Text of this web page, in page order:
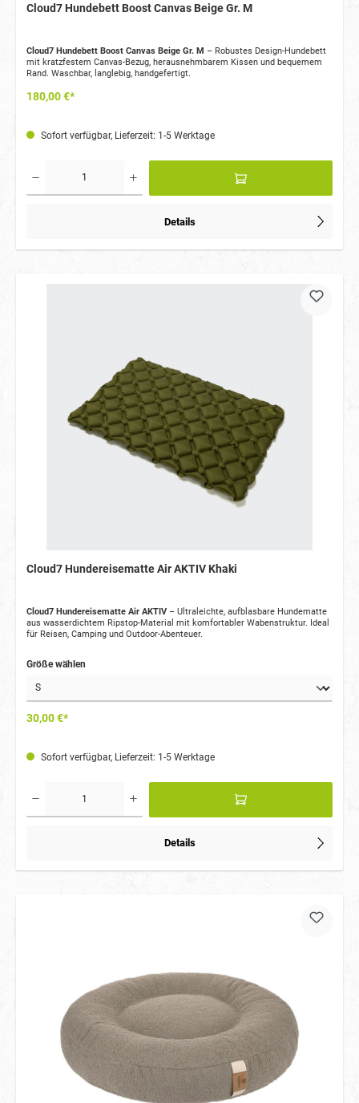
Cloud7 Hundebett Boost Canvas Beige Gr. M
Cloud7 Hundebett Boost Canvas Beige Gr. M – Robustes Design-Hundebett
mit kratzfestem Canvas-Bezug, herausnehmbarem Kissen und bequemem
Rand. Waschbar, langlebig, handgefertigt.
180,00 €*
Sofort verfügbar, Lieferzeit: 1-5 Werktage
Details
Cloud7 Hundereisematte Air AKTIV Khaki
Cloud7 Hundereisematte Air AKTIV– Ultraleichte, aufblasbare Hundematte
aus wasserdichtem Ripstop-Material mit komfortabler Wabenstruktur. Ideal
für Reisen, Camping und Outdoor-Abenteuer.
Größe wählen
30,00 €*
Sofort verfügbar, Lieferzeit: 1-5 Werktage
Details